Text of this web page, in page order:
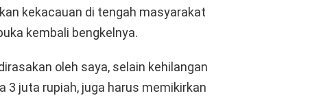
kekacauan di tengah masyarakat
kembali bengkelnya.
oleh saya, selain kehilangan
3 juta rupiah, juga harus memikirkan